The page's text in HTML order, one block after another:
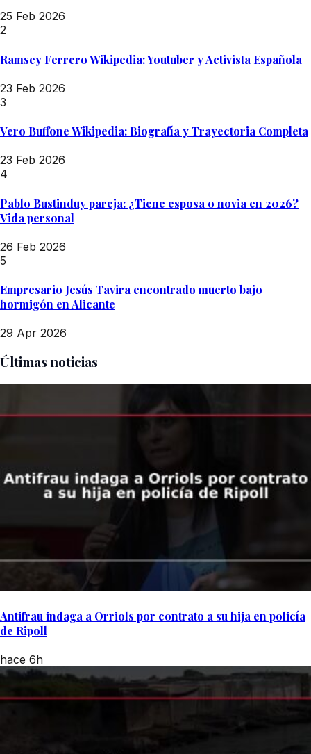
25 Feb 2026
2
Ramsey Ferrero Wikipedia: Youtuber y Activista Española
23 Feb 2026
3
Vero Buffone Wikipedia: Biografía y Trayectoria Completa
23 Feb 2026
4
Pablo Bustinduy pareja: ¿Tiene esposa o novia en 2026?
Vida personal
26 Feb 2026
5
Empresario Jesús Tavira encontrado muerto bajo
hormigón en Alicante
29 Apr 2026
Últimas noticias
Antifrau indaga a Orriols por contrato a su hija en policía
de Ripoll
hace 6h